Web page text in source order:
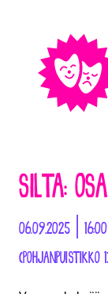
SILTA:
06.09.2025 | 16:00